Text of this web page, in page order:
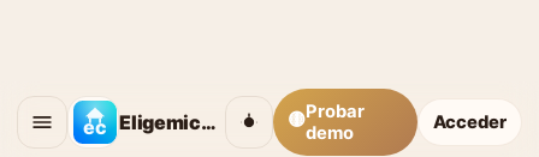
Eligemicasa 🟡Probar
demo
Acceder